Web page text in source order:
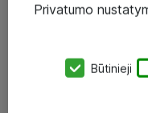
eShop@atea.lt
Privatumo
Būtinieji